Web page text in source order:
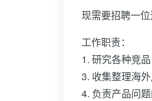
现需要招聘一
工作职责：
1. 研究各种竞
3. 收集整理海
4. 负责产品问